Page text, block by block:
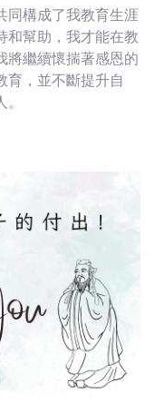
同構成了我教育生涯
和幫助，我才能在教
將繼續懷揣著感恩的
育，並不斷提升自